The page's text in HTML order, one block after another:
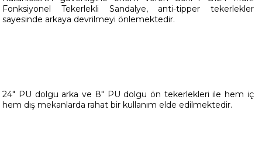
Fonksiyonel Tekerlekli Sandalye, anti-tipper tekerlekler
sayesinde arkaya devrilmeyi önlemektedir.
24" PU dolgu arka ve 8" PU dolgu ön tekerlekleri ile hem iç
hem dış mekanlarda rahat bir kullanım elde edilmektedir.